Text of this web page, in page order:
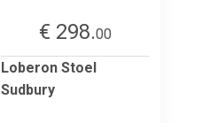
€ 298.00
Loberon Stoel
Sudbury